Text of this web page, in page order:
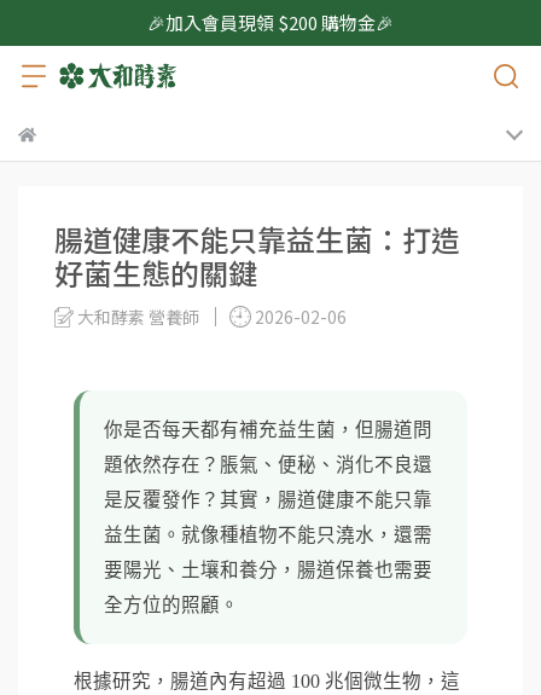
🎉加入會員現領 $200 購物金🎉
腸道健康不能只靠益生菌：打造
好菌生態的關鍵
大和酵素 營養師 2026-02-06
你是否每天都有補充益生菌，但腸道問
題依然存在？脹氣、便秘、消化不良還
是反覆發作？其實，腸道健康不能只靠
益生菌。就像種植物不能只澆水，還需
要陽光、土壤和養分，腸道保養也需要
全方位的照顧。
根據研究，腸道內有超過 100 兆個微生物，這